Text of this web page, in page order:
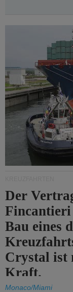
Der
Fincantieri
Bau eines
Crystal ist
Kraft.
Monaco/Miami